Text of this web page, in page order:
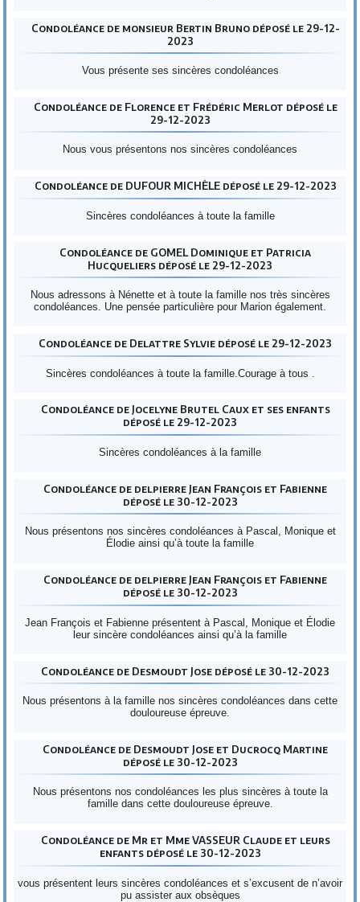
Condoléance de monsieur Bertin Bruno déposé le 29-12-
2023
Vous présente ses sincères condoléances
Condoléance de Florence et Frédéric Merlot déposé le
29-12-2023
Nous vous présentons nos sincères condoléances
Condoléance de DUFOUR MICHÈLE déposé le 29-12-2023
Sincères condoléances à toute la famille
Condoléance de GOMEL Dominique et Patricia
Hucqueliers déposé le 29-12-2023
Nous adressons à Nénette et à toute la famille nos très sincères
condoléances. Une pensée particulière pour Marion également.
Condoléance de Delattre Sylvie déposé le 29-12-2023
Sincères condoléances à toute la famille.Courage à tous .
Condoléance de Jocelyne Brutel Caux et ses enfants
déposé le 29-12-2023
Sincères condoléances à la famille
Condoléance de delpierre Jean François et Fabienne
déposé le 30-12-2023
Nous présentons nos sincères condoléances à Pascal, Monique et
Élodie ainsi qu’à toute la famille
Condoléance de delpierre Jean François et Fabienne
déposé le 30-12-2023
Jean François et Fabienne présentent à Pascal, Monique et Élodie
leur sincère condoléances ainsi qu’à la famille
Condoléance de Desmoudt Jose déposé le 30-12-2023
Nous présentons à la famille nos sincères condoléances dans cette
douloureuse épreuve.
Condoléance de Desmoudt Jose et Ducrocq Martine
déposé le 30-12-2023
Nous présentons nos condoléances les plus sincères à toute la
famille dans cette douloureuse épreuve.
Condoléance de Mr et Mme VASSEUR Claude et leurs
enfants déposé le 30-12-2023
vous présentent leurs sincères condoléances et s’excusent de n’avoir
pu assister aux obsèques